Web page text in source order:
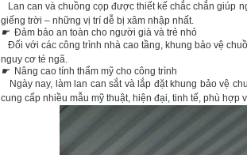
Lan can và chuồng cọp được thiết kế chắc chắn giúp
giếng trời – những vị trí dễ bị xâm nhập nhất.
☛ Đảm bảo an toàn cho người già và trẻ nhỏ
Đối với các công trình nhà cao tầng, khung bảo vệ
nguy cơ té ngã.
☛ Nâng cao tính thẩm mỹ cho công trình
Ngày nay, làm lan can sắt và lắp đặt khung bảo vệ
cung cấp nhiều mẫu mỹ thuật, hiện đại, tinh tế, phù hợp